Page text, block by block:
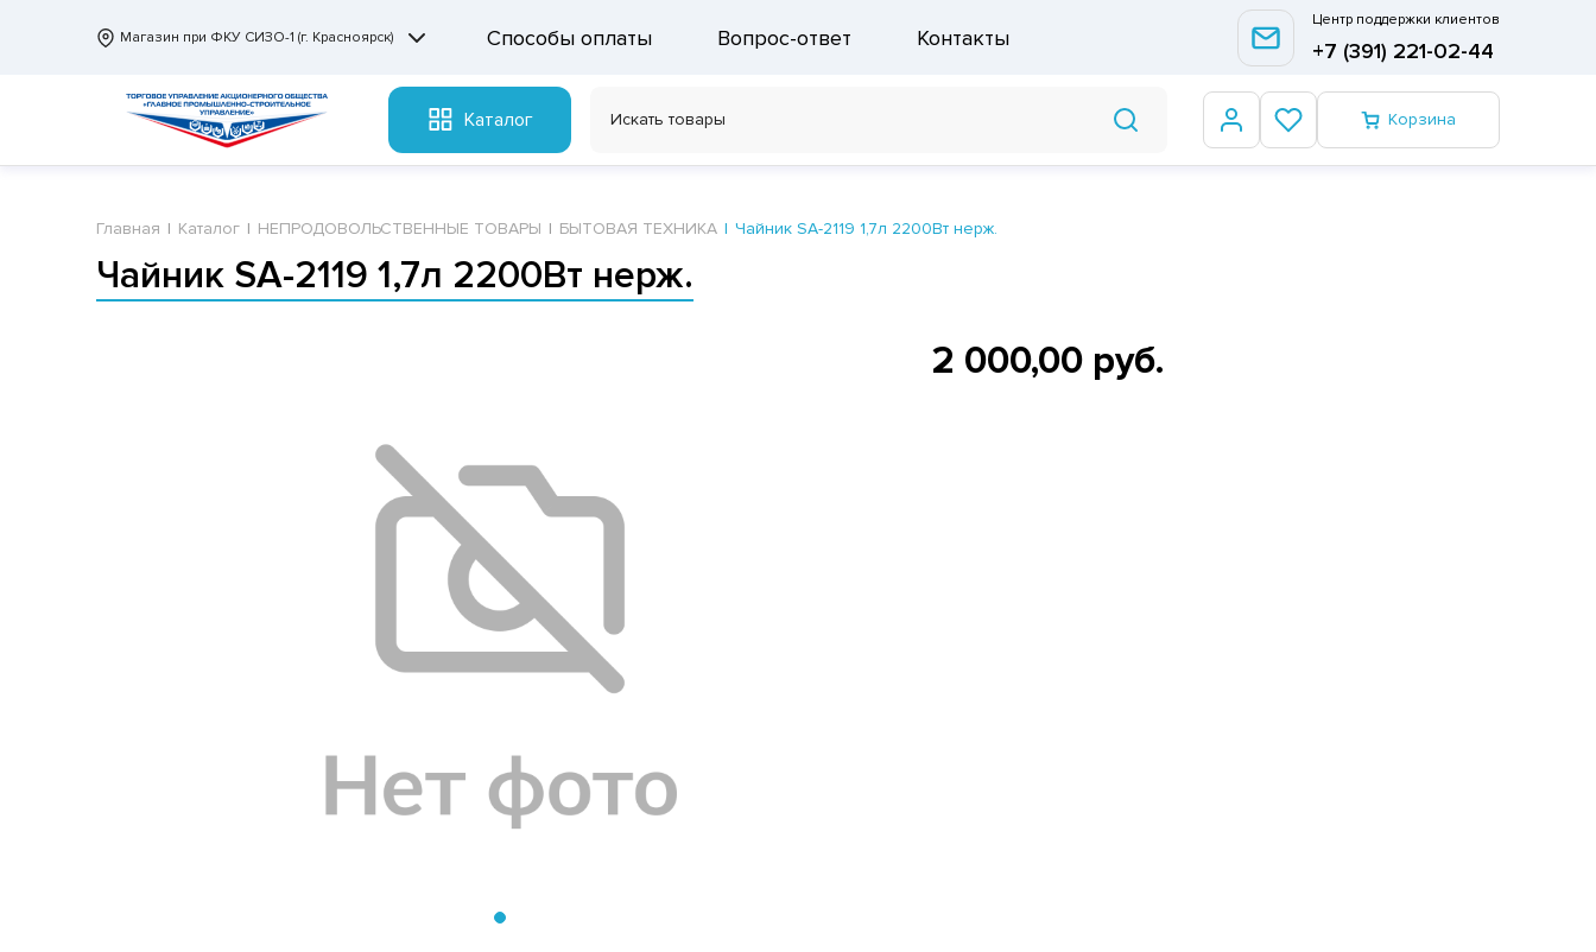
Магазин при ФКУ СИЗО-1 (г. Красноярск) Способы оплаты Вопрос-ответ Контакты
Центр поддержки клиентов
+7 (391) 221-02-44
Каталог Корзина
Главная Каталог НЕПРОДОВОЛЬСТВЕННЫЕ ТОВАРЫ БЫТОВАЯ ТЕХНИКА Чайник SA-2119 1,7л 2200Вт нерж.
Чайник SA-2119 1,7л 2200Вт нерж.
2 000,00 руб.